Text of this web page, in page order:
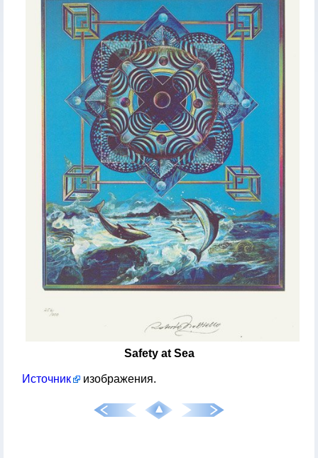
Safety at Sea
Источник изображения.